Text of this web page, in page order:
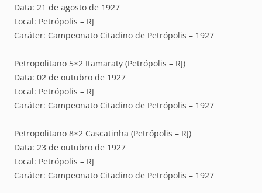
Data: 21 de agosto de 1927
Local: Petrópolis – RJ
Caráter: Campeonato Citadino de Petrópolis – 1927
Petropolitano 5×2 Itamaraty (Petrópolis – RJ)
Data: 02 de outubro de 1927
Local: Petrópolis – RJ
Caráter: Campeonato Citadino de Petrópolis – 1927
Petropolitano 8×2 Cascatinha (Petrópolis – RJ)
Data: 23 de outubro de 1927
Local: Petrópolis – RJ
Caráter: Campeonato Citadino de Petrópolis – 1927